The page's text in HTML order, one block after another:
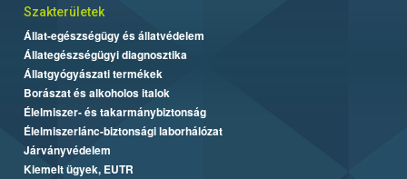
Szakterületek
Állat-egészségügy és állatvédelem
Állategészségügyi diagnosztika
Állatgyógyászati termékek
Borászat és alkoholos italok
Élelmiszer- és takarmánybiztonság
Élelmiszerlánc-biztonsági laborhálózat
Járványvédelem
Kiemelt ügyek, EUTR